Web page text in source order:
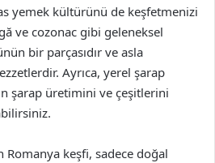
yemek kültürünü de keşfetmenizi
ve cozonac gibi geleneksel
bir parçasıdır ve asla
Ayrıca, yerel şarap
şarap üretimini ve çeşitlerini
Romanya keşfi, sadece doğal